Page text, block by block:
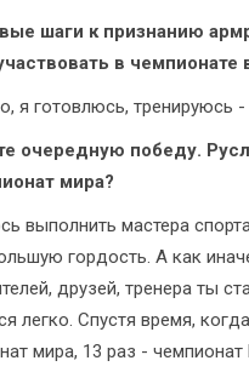
шаги к признанию
в чемпионате
я готовлюсь, тренируюсь -
очередную победу.
мира?
выполнить мастера
гордость. А как
друзей, тренера ты
легко. Спустя время,
мира, 13 раз -